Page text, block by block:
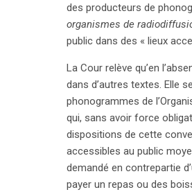
signaux audiovisuels
des chambres, cela ne
distinction souligne
droits d’auteur.
des producteurs de
organismes de
public dans des « lieux
La Cour relève qu’en
dans d’autres textes. Elle
phonogrammes de
qui, sans avoir force
dispositions de cette
accessibles au public
demandé en contrepartie
payer un repas ou des